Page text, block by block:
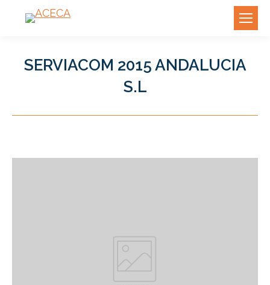
SERVIACOM 2015 ANDALUCIA
S.L